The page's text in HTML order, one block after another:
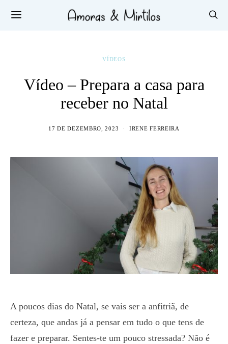
VÍDEOS
Vídeo – Prepara a casa para
receber no Natal
17 DE DEZEMBRO, 2023 IRENE FERREIRA
A poucos dias do Natal, se vais ser a anfitriã, de
certeza, que andas já a pensar em tudo o que tens de
fazer e preparar. Sentes-te um pouco stressada? Não é